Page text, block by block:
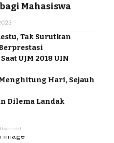
Mahasiswa
Tak Surutkan
UJM 2018 UIN
Hari, Sejauh
Dilema Landak
-